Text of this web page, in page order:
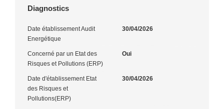
Diagnostics
Date établissement Audit
Energétique
30/04/2026
Concerné par un Etat des
Risques et Pollutions (ERP)
Oui
Date d'établissement Etat
des Risques et
Pollutions(ERP)
30/04/2026